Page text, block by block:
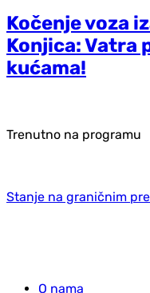
Kočenje voza
Konjica: Vatra
kućama!
Trenutno na programu
Stanje na graničnim
O nama